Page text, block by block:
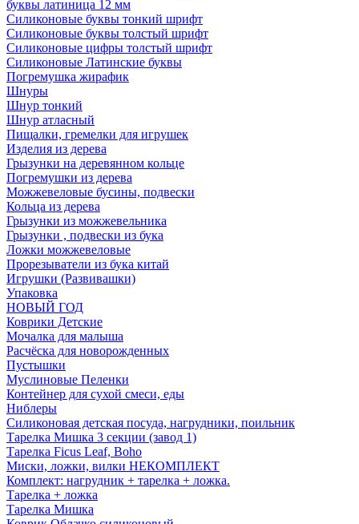
буквы латиница 12 мм
Силиконовые буквы тонкий шрифт
Силиконовые буквы толстый шрифт
Силиконовые цифры толстый шрифт
Силиконовые Латинские буквы
Погремушка жирафик
Шнуры
Шнур тонкий
Шнур атласный
Пищалки, гремелки для игрушек
Изделия из дерева
Грызунки на деревянном кольце
Погремушки из дерева
Можжевеловые бусины, подвески
Кольца из дерева
Грызунки из можжевельника
Грызунки , подвески из бука
Ложки можжевеловые
Прорезыватели из бука китай
Игрушки (Развивашки)
Упаковка
НОВЫЙ ГОД
Коврики Детские
Мочалка для малыша
Расчёска для новорожденных
Пустышки
Муслиновые Пеленки
Контейнер для сухой смеси, еды
Ниблеры
Силиконовая детская посуда, нагрудники, поильник
Тарелка Мишка 3 секции (завод 1)
Тарелка Ficus Leaf, Boho
Миски, ложки, вилки НЕКОМПЛЕКТ
Комплект: нагрудник + тарелка + ложка.
Тарелка + ложка
Тарелка Мишка